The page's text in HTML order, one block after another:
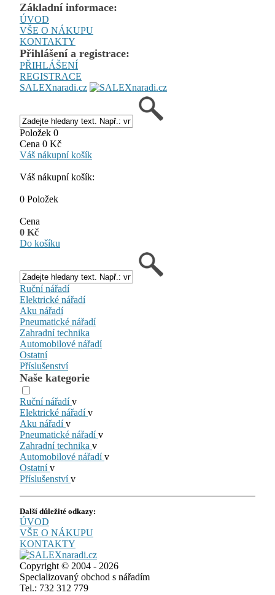
Základní informace:
ÚVOD
VŠE O NÁKUPU
KONTAKTY
Přihlášení a registrace:
PŘIHLÁŠENÍ
REGISTRACE
SALEXnaradi.cz
Položek 0
Cena 0 Kč
Váš nákupní košík
Váš nákupní košík:
0 Položek
Cena
0 Kč
Do košíku
Ruční nářadí
Elektrické nářadí
Aku nářadí
Pneumatické nářadí
Zahradní technika
Automobilové nářadí
Ostatní
Příslušenství
Naše kategorie
Ruční nářadív
Elektrické nářadív
Aku nářadív
Pneumatické nářadív
Zahradní technika v
Automobilové nářadív
Ostatnív
Příslušenstvív
Další důležité odkazy:
ÚVOD
VŠE O NÁKUPU
KONTAKTY
Copyright © 2004 - 2026
Specializovaný obchod s nářadím
Tel.: 732 312 779